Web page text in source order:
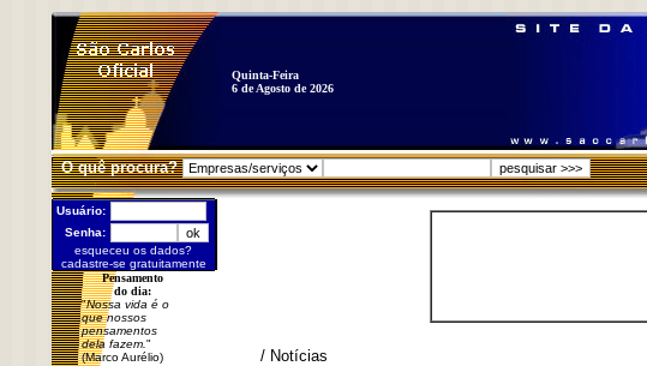
Quinta-Feira
6 de Agosto de 2026
O quê procura?
Usuário:
Senha:
esqueceu os dados?
cadastre-se gratuitamente
Pensamento
do dia:
"Nossa vida é o
que nossos
pensamentos
dela fazem. "
(Marco Aurélio)
/ Notícias